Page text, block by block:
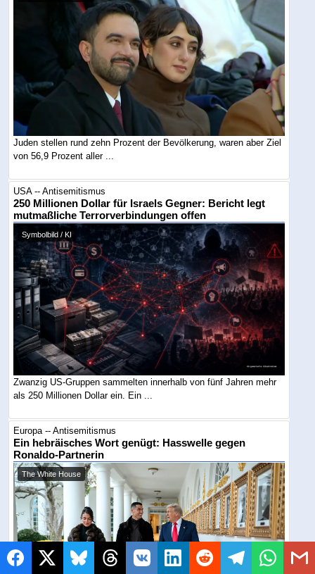
Juden stellen rund zehn Prozent der Bevölkerung, waren aber Ziel
von 56,9 Prozent aller ...
USA -- Antisemitismus
250 Millionen Dollar für Israels Gegner: Bericht legt
mutmaßliche Terrorverbindungen offen
Symbolbild / KI
Zwanzig US-Gruppen sammelten innerhalb von fünf Jahren mehr
als 250 Millionen Dollar ein. Ein ...
Europa -- Antisemitismus
Ein hebräisches Wort genügt: Hasswelle gegen
Ronaldo-Partnerin
The White House